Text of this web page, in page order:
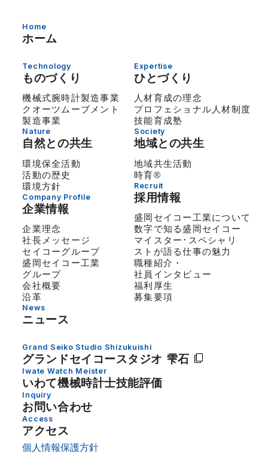
Home
ホーム
Technology
ものづくり
機械式腕時計製造事業
クオーツムーブメント
製造事業
Nature
自然との共生
環境保全活動
活動の歴史
環境方針
Company Profile
企業情報
企業理念
社長メッセージ
セイコーグループ
盛岡セイコー工業
グループ
会社概要
沿革
News
ニュース
Expertise
ひとづくり
人材育成の理念
プロフェショナル人材制度
技能育成塾
Society
地域との共生
地域共生活動
時育®
Recruit
採用情報
盛岡セイコー工業について
数字で知る盛岡セイコー
マイスター･スペシャリ
ストが語る仕事の魅力
職種紹介・
社員インタビュー
福利厚生
募集要項
Grand Seiko Studio Shizukuishi
グランドセイコースタジオ 雫石
Iwate Watch Meister
いわて機械時計士技能評価
Inquiry
お問い合わせ
Access
アクセス
個人情報保護方針